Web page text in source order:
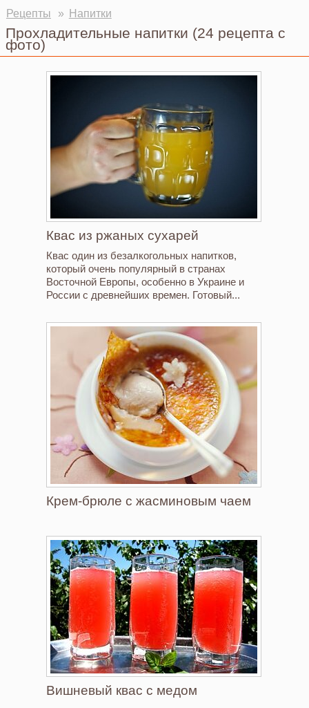
Рецепты Напитки
Прохладительные напитки (24 рецепта с
фото)
Квас из ржаных сухарей
Квас один из безалкогольных напитков,
который очень популярный в странах
Восточной Европы, особенно в Украине и
России с древнейших времен. Готовый...
Крем-брюле с жасминовым чаем
Вишневый квас с медом